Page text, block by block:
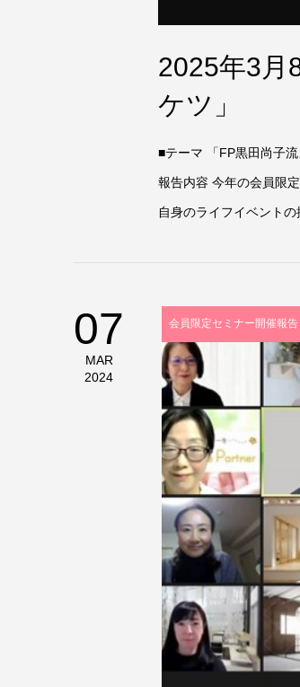
2025年3月
ケツ」
■テーマ 「FP黒田尚子
報告内容 今年の会員限
自身のライフイベント
07
MAR
2024
会員限定セミナー開催報告